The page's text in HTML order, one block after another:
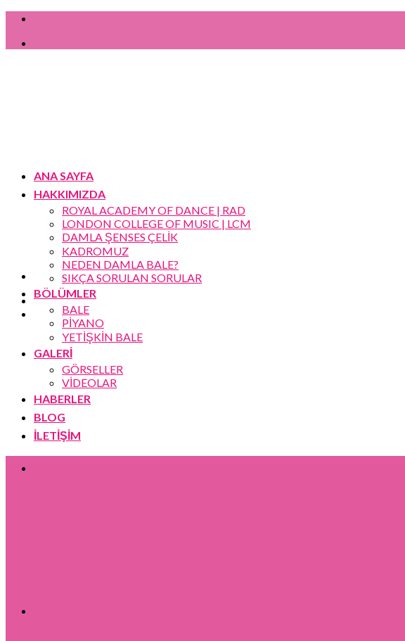
Skip
content
ANA SAYFA
HAKKIMIZDA
ROYAL ACADEMY OF DANCE | RAD
LONDON COLLEGE OF MUSIC | LCM
DAMLA ŞENSES ÇELİK
KADROMUZ
NEDEN DAMLA BALE?
SIKÇA SORULAN SORULAR
BÖLÜMLER
BALE
PİYANO
YETİŞKİN BALE
GALERİ
GÖRSELLER
VİDEOLAR
HABERLER
BLOG
İLETİŞİM